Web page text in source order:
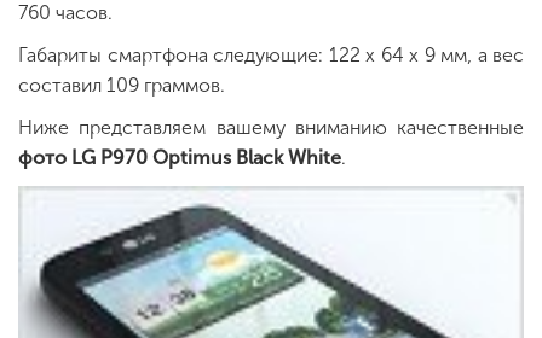
760 часов.
Габариты смартфона следующие: 122 х 64 х 9 мм, а вес
составил 109 граммов.
Ниже представляем вашему вниманию качественные
фото LG P970 Optimus Black White.